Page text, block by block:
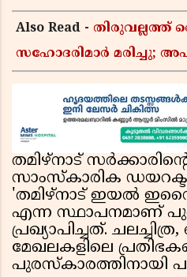
Also Read - തിരുവല്ലത്ത്
സഹോദരിമാർ മരിച്ചു;
തമിഴ്‌നാട്
സാംസ്കാരിക
'തമിഴ്‌നാട് ഇയൽ
എന്ന സ്ഥാപനമാണ്
പ്രഖ്യാപിച്ചത്.
മേഖലകളിലെ
പുരസ്‌കാരത്തിനായി